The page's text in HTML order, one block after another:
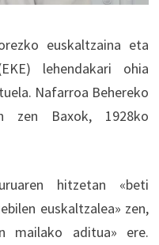
euskaltzaina eta
lehendakari ohia
Nafarroa Behereko
zen Baxok, 1928ko
hitzetan «beti
euskaltzalea» zen,
mailako aditua» ere.